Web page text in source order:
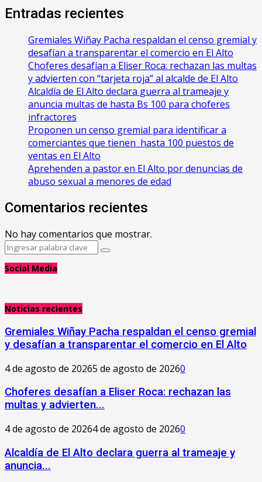
Entradas recientes
Gremiales Wiñay Pacha respaldan el censo gremial y
desafían a transparentar el comercio en El Alto
Choferes desafían a Eliser Roca: rechazan las multas
y advierten con “tarjeta roja” al alcalde de El Alto
‎Alcaldía de El Alto declara guerra al trameaje y
anuncia multas de hasta Bs 100 para choferes
infractores
Proponen un censo gremial para identificar a
comerciantes que tienen hasta 100 puestos de
ventas en El Alto
Aprehenden a pastor en El Alto por denuncias de
abuso sexual a menores de edad
Comentarios recientes
No hay comentarios que mostrar.
Search
Search
Social Media
Noticias recientes
Gremiales Wiñay Pacha respaldan el censo gremial
y desafían a transparentar el comercio en El Alto
4 de agosto de 20265 de agosto de 20260
Choferes desafían a Eliser Roca: rechazan las
multas y advierten...
4 de agosto de 20264 de agosto de 20260
‎Alcaldía de El Alto declara guerra al trameaje y
anuncia...